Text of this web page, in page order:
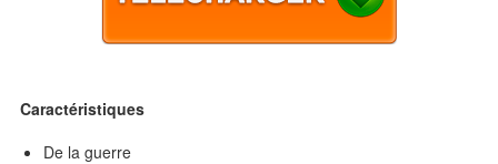
Caractéristiques
De la guerre